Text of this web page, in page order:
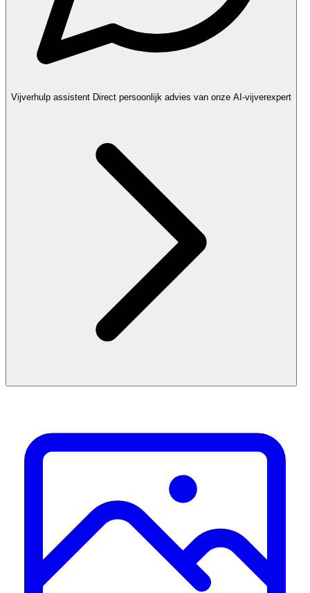
Vijverhulp assistent Direct persoonlijk advies van onze AI-vijverexpert